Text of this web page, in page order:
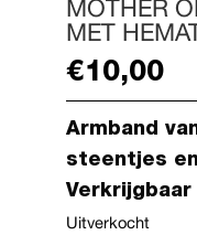
MOTHER
MET
€10,00
Armband
steentjes
Verkrijgbaar
Uitverkocht